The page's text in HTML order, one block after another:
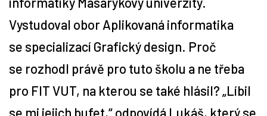
Tipy
Soutěže
Vystudoval obor Aplikovaná informatika
se specializací Grafický design. Proč
se rozhodl právě pro tuto školu a ne třeba
pro FIT VUT, na kterou se také hlásil? „Líbil
se mi jejich bufet,“ odpovídá Lukáš, který se